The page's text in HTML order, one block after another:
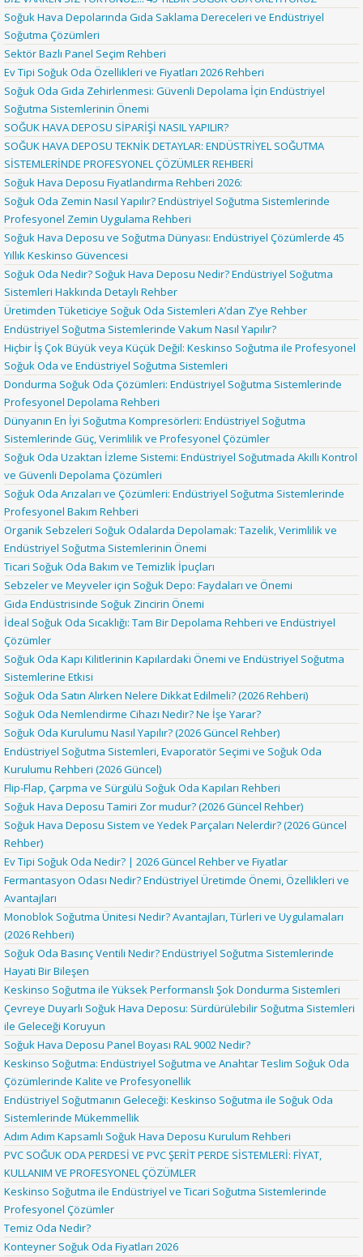
Soğuk Hava Depolarında Gıda Saklama Dereceleri ve Endüstriyel
Soğutma Çözümleri
Sektör Bazlı Panel Seçim Rehberi
Ev Tipi Soğuk Oda Özellikleri ve Fiyatları 2026 Rehberi
Soğuk Oda Gıda Zehirlenmesi: Güvenli Depolama İçin Endüstriyel
Soğutma Sistemlerinin Önemi
SOĞUK HAVA DEPOSU SİPARİŞİ NASIL YAPILIR?
SOĞUK HAVA DEPOSU TEKNİK DETAYLAR: ENDÜSTRİYEL SOĞUTMA
SİSTEMLERİNDE PROFESYONEL ÇÖZÜMLER REHBERİ
Soğuk Hava Deposu Fiyatlandırma Rehberi 2026:
Soğuk Oda Zemin Nasıl Yapılır? Endüstriyel Soğutma Sistemlerinde
Profesyonel Zemin Uygulama Rehberi
Soğuk Hava Deposu ve Soğutma Dünyası: Endüstriyel Çözümlerde 45
Yıllık Keskinso Güvencesi
Soğuk Oda Nedir? Soğuk Hava Deposu Nedir? Endüstriyel Soğutma
Sistemleri Hakkında Detaylı Rehber
Üretimden Tüketiciye Soğuk Oda Sistemleri A’dan Z’ye Rehber
Endüstriyel Soğutma Sistemlerinde Vakum Nasıl Yapılır?
Hiçbir İş Çok Büyük veya Küçük Değil: Keskinso Soğutma ile Profesyonel
Soğuk Oda ve Endüstriyel Soğutma Sistemleri
Dondurma Soğuk Oda Çözümleri: Endüstriyel Soğutma Sistemlerinde
Profesyonel Depolama Rehberi
Dünyanın En İyi Soğutma Kompresörleri: Endüstriyel Soğutma
Sistemlerinde Güç, Verimlilik ve Profesyonel Çözümler
Soğuk Oda Uzaktan İzleme Sistemi: Endüstriyel Soğutmada Akıllı Kontrol
ve Güvenli Depolama Çözümleri
Soğuk Oda Arızaları ve Çözümleri: Endüstriyel Soğutma Sistemlerinde
Profesyonel Bakım Rehberi
Organik Sebzeleri Soğuk Odalarda Depolamak: Tazelik, Verimlilik ve
Endüstriyel Soğutma Sistemlerinin Önemi
Ticari Soğuk Oda Bakım ve Temizlik İpuçları
Sebzeler ve Meyveler için Soğuk Depo: Faydaları ve Önemi
Gıda Endüstrisinde Soğuk Zincirin Önemi
İdeal Soğuk Oda Sıcaklığı: Tam Bir Depolama Rehberi ve Endüstriyel
Çözümler
Soğuk Oda Kapı Kilitlerinin Kapılardaki Önemi ve Endüstriyel Soğutma
Sistemlerine Etkisi
Soğuk Oda Satın Alırken Nelere Dikkat Edilmeli? (2026 Rehberi)
Soğuk Oda Nemlendirme Cihazı Nedir? Ne İşe Yarar?
Soğuk Oda Kurulumu Nasıl Yapılır? (2026 Güncel Rehber)
Endüstriyel Soğutma Sistemleri, Evaporatör Seçimi ve Soğuk Oda
Kurulumu Rehberi (2026 Güncel)
Flip-Flap, Çarpma ve Sürgülü Soğuk Oda Kapıları Rehberi
Soğuk Hava Deposu Tamiri Zor mudur? (2026 Güncel Rehber)
Soğuk Hava Deposu Sistem ve Yedek Parçaları Nelerdir? (2026 Güncel
Rehber)
Ev Tipi Soğuk Oda Nedir? | 2026 Güncel Rehber ve Fiyatlar
Fermantasyon Odası Nedir? Endüstriyel Üretimde Önemi, Özellikleri ve
Avantajları
Monoblok Soğutma Ünitesi Nedir? Avantajları, Türleri ve Uygulamaları
(2026 Rehberi)
Soğuk Oda Basınç Ventili Nedir? Endüstriyel Soğutma Sistemlerinde
Hayati Bir Bileşen
Keskinso Soğutma ile Yüksek Performanslı Şok Dondurma Sistemleri
Çevreye Duyarlı Soğuk Hava Deposu: Sürdürülebilir Soğutma Sistemleri
ile Geleceği Koruyun
Soğuk Hava Deposu Panel Boyası RAL 9002 Nedir?
Keskinso Soğutma: Endüstriyel Soğutma ve Anahtar Teslim Soğuk Oda
Çözümlerinde Kalite ve Profesyonellik
Endüstriyel Soğutmanın Geleceği: Keskinso Soğutma ile Soğuk Oda
Sistemlerinde Mükemmellik
Adım Adım Kapsamlı Soğuk Hava Deposu Kurulum Rehberi
PVC SOĞUK ODA PERDESİ VE PVC ŞERİT PERDE SİSTEMLERİ: FİYAT,
KULLANIM VE PROFESYONEL ÇÖZÜMLER
Keskinso Soğutma ile Endüstriyel ve Ticari Soğutma Sistemlerinde
Profesyonel Çözümler
Temiz Oda Nedir?
Konteyner Soğuk Oda Fiyatları 2026